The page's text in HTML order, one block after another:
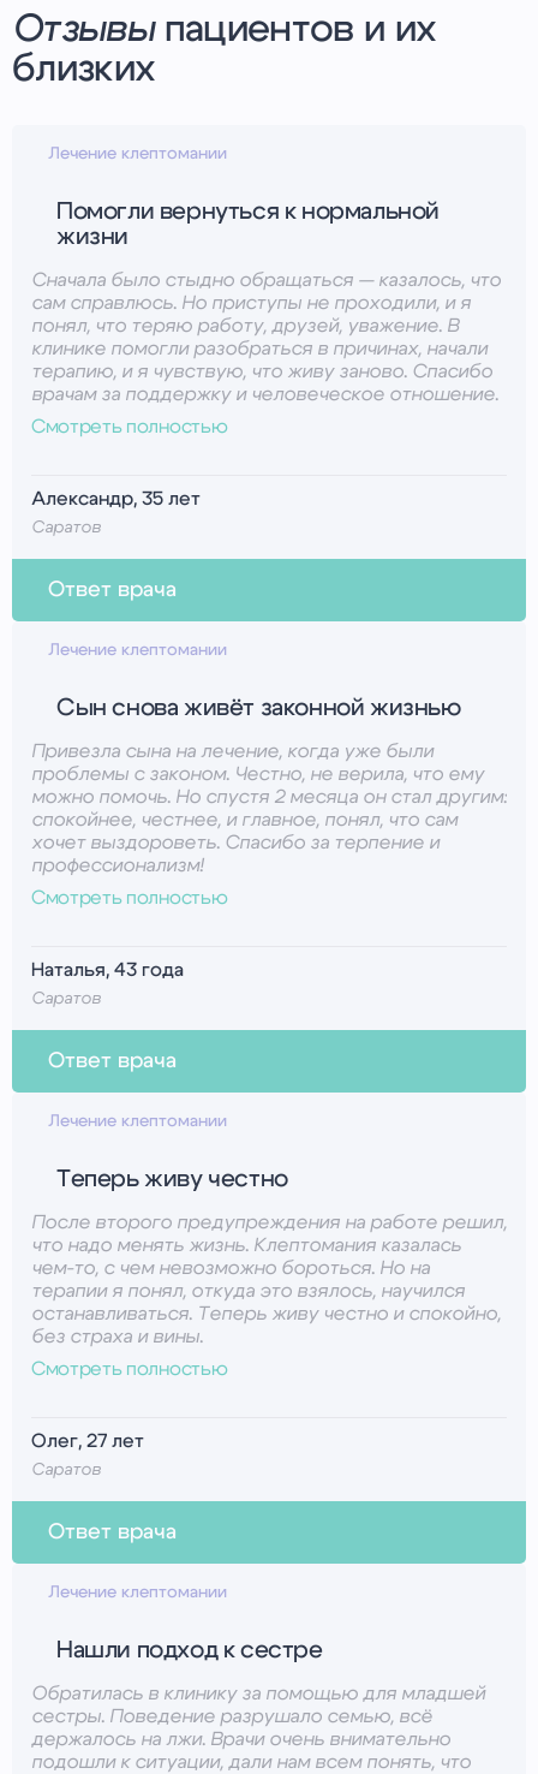
Отзывыпациентов и их
близких
Лечение клептомании
Помогли вернуться к нормальной
жизни
Сначала было стыдно обращаться — казалось, что
сам справлюсь. Но приступы не проходили, и я
понял, что теряю работу, друзей, уважение. В
клинике помогли разобраться в причинах, начали
терапию, и я чувствую, что живу заново. Спасибо
врачам за поддержку и человеческое отношение.
Смотреть полностью
Александр, 35 лет
Саратов
Ответ врача
Александр, благодарим за доверие и искренний
отзыв. Очень рады, что вы справляетесь — вы
проделали большую работу!
Лечение клептомании
Сын снова живёт законной жизнью
Привезла сына на лечение, когда уже были
проблемы с законом. Честно, не верила, что ему
можно помочь. Но спустя 2 месяца он стал другим:
спокойнее, честнее, и главное, понял, что сам
хочет выздороветь. Спасибо за терпение и
профессионализм!
Смотреть полностью
Наталья, 43 года
Саратов
Ответ врача
Психолог-Плотникова Наталья Антоновна
Наталья, благодарим вас за отзыв! Поддержка
родных — это огромная часть выздоровления.
Ваш сын на правильном пути!
Лечение клептомании
Теперь живу честно
После второго предупреждения на работе решил,
что надо менять жизнь. Клептомания казалась
чем-то, с чем невозможно бороться. Но на
терапии я понял, откуда это взялось, научился
останавливаться. Теперь живу честно и спокойно,
без страха и вины.
Смотреть полностью
Олег, 27 лет
Саратов
Ответ врача
Психолог-Плотникова Наталья Антоновна
Олег, спасибо вам за смелость и доверие. Вы
прошли трудный путь и заслужили новую,
свободную жизнь!
Лечение клептомании
Нашли подход к сестре
Обратилась в клинику за помощью для младшей
сестры. Поведение разрушало семью, всё
держалось на лжи. Врачи очень внимательно
подошли к ситуации, дали нам всем понять, что